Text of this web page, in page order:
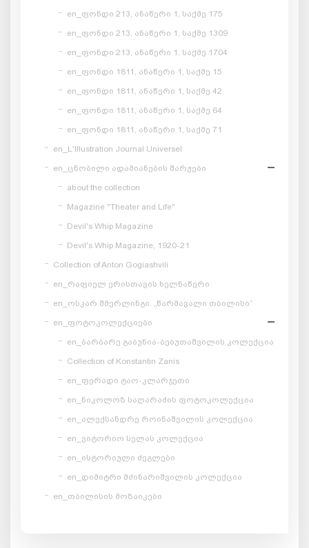
en_ფონდი 213, ანაწერი 1, საქმე 175
en_ფონდი 213, ანაწერი 1, საქმე 1309
en_ფონდი 213, ანაწერი 1, საქმე 1704
en_ფონდი 1811, ანაწერი 1, საქმე 15
en_ფონდი 1811, ანაწერი 1, საქმე 42
en_ფონდი 1811, ანაწერი 1, საქმე 64
en_ფონდი 1811, ანაწერი 1, საქმე 71
en_L'Illustration Journal Universel
en_ცნობილი ადამიანების შარჟები
about the collection
Magazine "Theater and Life"
Devil's Whip Magazine
Devil's Whip Magazine, 1920-21
Collection of Anton Gogiashvili
en_რაფიელ ერისთავის ხელნაწერი
en_ოსკარ შმერლინგი. „წარმავალი თბილისი“
en_ფოტოკოლექციები
en_ბარბარე გაბუნია-ბებუთაშვილის კოლექცია
Collection of Konstantin Zanis
en_ფერადი ტაო-კლარჯეთი
en_ნიკოლოზ საღარაძის ფოტოკოლექცია
en_ალექსანდრე როინაშვილის კოლექცია
en_ვიტორიო სელას კოლექცია
en_ისტორიული ძეგლები
en_დიმიტრი მძინარიშვილის კოლექცია
en_თბილისის მოზაიკები